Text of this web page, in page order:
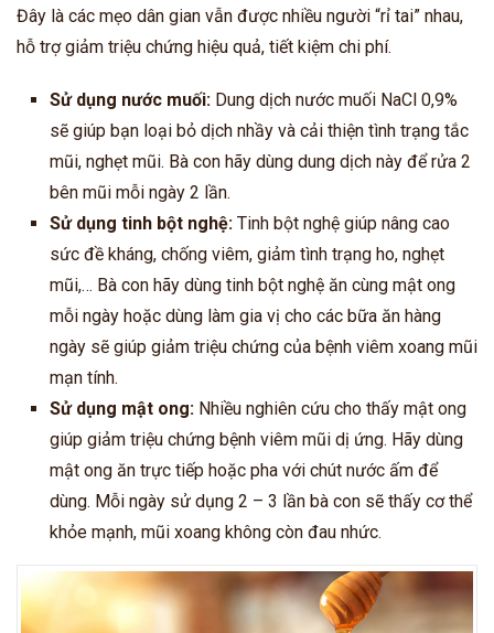
Đây là các mẹo dân gian vẫn được nhiều người “rỉ tai” nhau,
hỗ trợ giảm triệu chứng hiệu quả, tiết kiệm chi phí.
Sử dụng nước muối: Dung dịch nước muối NaCl 0,9%
sẽ giúp bạn loại bỏ dịch nhầy và cải thiện tình trạng tắc
mũi, nghẹt mũi. Bà con hãy dùng dung dịch này để rửa 2
bên mũi mỗi ngày 2 lần.
Sử dụng tinh bột nghệ: Tinh bột nghệ giúp nâng cao
sức đề kháng, chống viêm, giảm tình trạng ho, nghẹt
mũi,… Bà con hãy dùng tinh bột nghệ ăn cùng mật ong
mỗi ngày hoặc dùng làm gia vị cho các bữa ăn hàng
ngày sẽ giúp giảm triệu chứng của bệnh viêm xoang mũi
mạn tính.
Sử dụng mật ong: Nhiều nghiên cứu cho thấy mật ong
giúp giảm triệu chứng bệnh viêm mũi dị ứng. Hãy dùng
mật ong ăn trực tiếp hoặc pha với chút nước ấm để
dùng. Mỗi ngày sử dụng 2 – 3 lần bà con sẽ thấy cơ thể
khỏe mạnh, mũi xoang không còn đau nhức.